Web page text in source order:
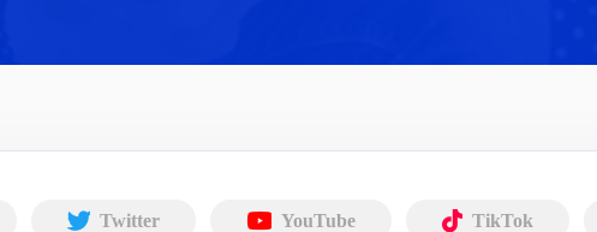
Twitter YouTube TikTok